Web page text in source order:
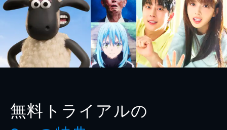
無料トライアルの